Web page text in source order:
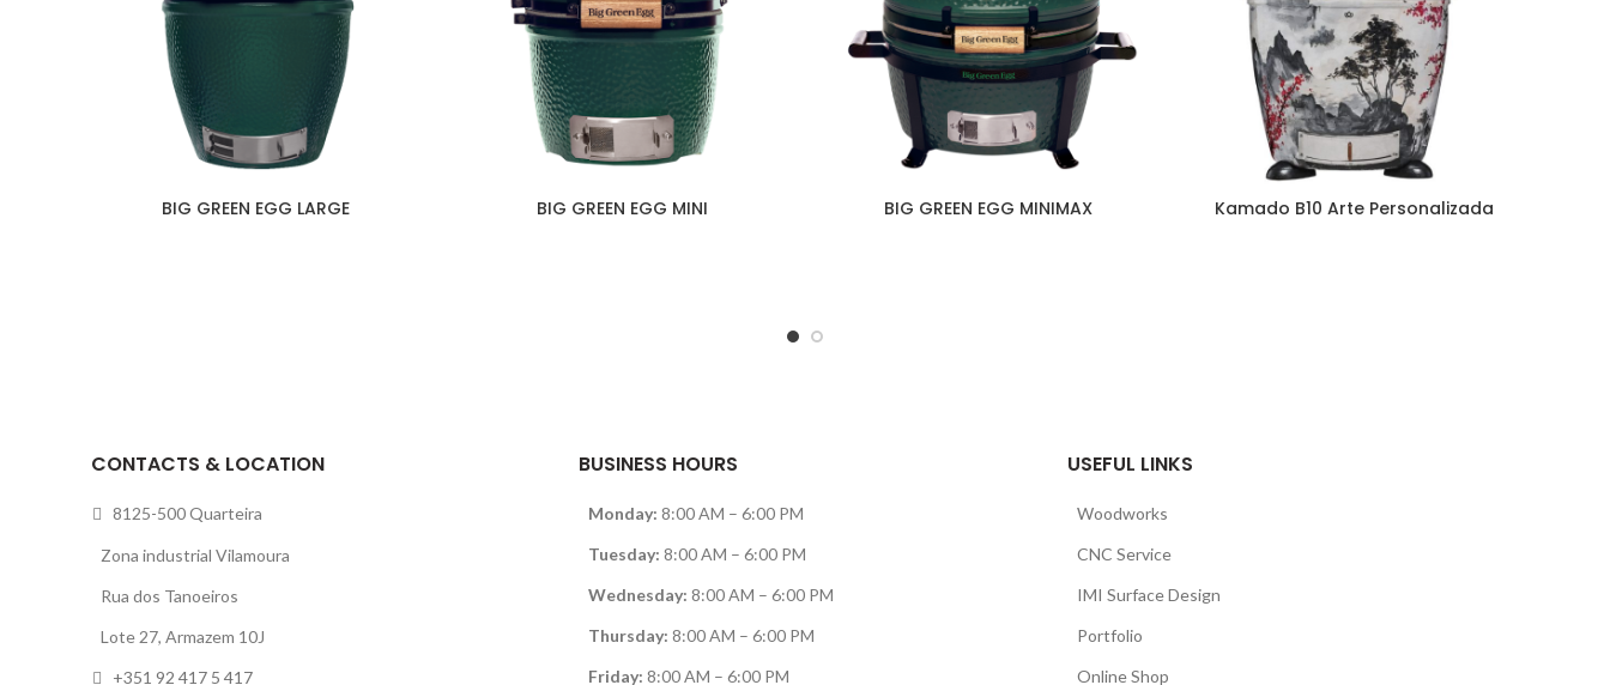
BIG GREEN EGG LARGE BIG GREEN EGG MINI BIG GREEN EGG MINIMAX Kamado B10 Arte Personalizada
CONTACTS & LOCATION
8125-500 Quarteira
Zona industrial Vilamoura
Rua dos Tanoeiros
Lote 27, Armazem 10J
+351 92 417 5 417
BUSINESS HOURS
Monday: 8:00 AM – 6:00 PM
Tuesday: 8:00 AM – 6:00 PM
Wednesday: 8:00 AM – 6:00 PM
Thursday: 8:00 AM – 6:00 PM
Friday: 8:00 AM – 6:00 PM
USEFUL LINKS
Woodworks
CNC Service
IMI Surface Design
Portfolio
Online Shop